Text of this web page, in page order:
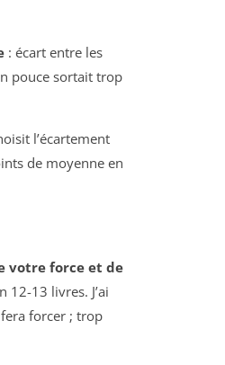
: écart entre les
pouce sortait trop
l’écartement
de moyenne en
votre force et de
13 livres. J’ai
forcer ; trop